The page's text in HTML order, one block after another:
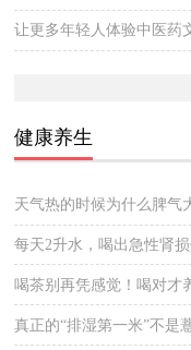
让更多年轻人体验中医药
健康养生
天气热的时候为什么脾气
每天2升水，喝出急性肾
喝茶别再凭感觉！喝对才